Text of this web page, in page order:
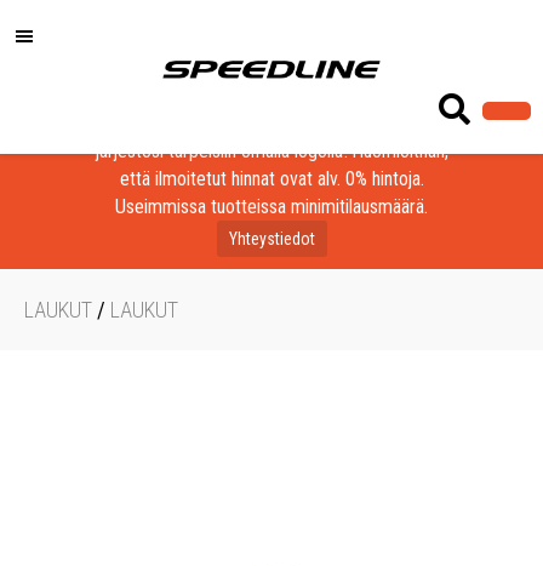
Löydä laadukkaat tuotteet yrityksesi, seurasi tai
järjestösi tarpeisiin omalla logolla! Huomioithan,
että ilmoitetut hinnat ovat alv. 0% hintoja.
Useimmissa tuotteissa minimitilausmäärä.
Yhteystiedot
LAUKUT / LAUKUT